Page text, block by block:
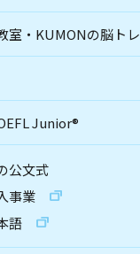
室・KUMONの脳トレ
Junior®
公文式
事業
語